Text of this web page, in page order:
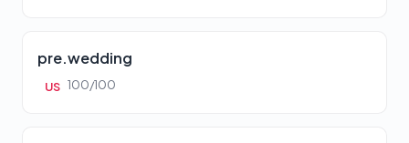
pre.wedding
US 100/100